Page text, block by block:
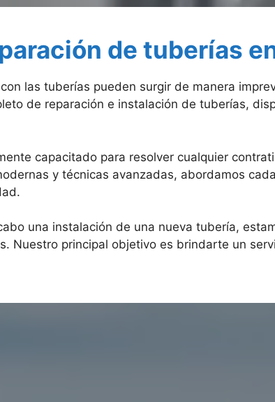
de tuberías
las tuberías pueden surgir de manera
de reparación e instalación de tuberías,
capacitado para resolver cualquier
y técnicas avanzadas, abordamos
una instalación de una nueva tubería,
Nuestro principal objetivo es brindarte un